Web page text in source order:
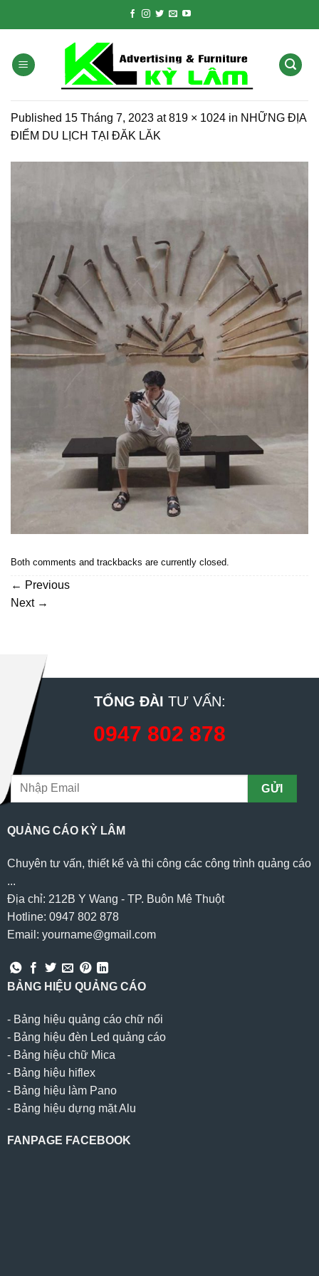
Published 15 Tháng 7, 2023 at819 × 1024 in NHỮNG ĐỊA
ĐIỂM DU LỊCH TẠI ĐĂK LĂK
Both comments and trackbacks are currently closed.
← Previous
Next →
TỔNG ĐÀI TƯ VẤN:
0947 802 878
QUẢNG CÁO KỲ LÂM
Chuyên tư vấn, thiết kế và thi công các công trình quảng cáo
...
Địa chỉ: 212B Y Wang - TP. Buôn Mê Thuột
Hotline: 0947 802 878
Email: yourname@gmail.com
BẢNG HIỆU QUẢNG CÁO
- Bảng hiệu quảng cáo chữ nổi
- Bảng hiệu đèn Led quảng cáo
- Bảng hiệu chữ Mica
- Bảng hiệu hiflex
- Bảng hiệu làm Pano
- Bảng hiệu dựng mặt Alu
FANPAGE FACEBOOK